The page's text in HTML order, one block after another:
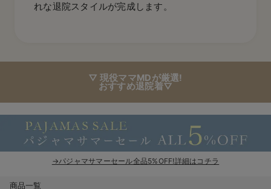
れな退院スタイルが完成します。
▽ 現役ママMDが厳選!
おすすめ退院着▽
→パジャマサマーセール全品5%OFF!詳細はコチラ
商品一覧